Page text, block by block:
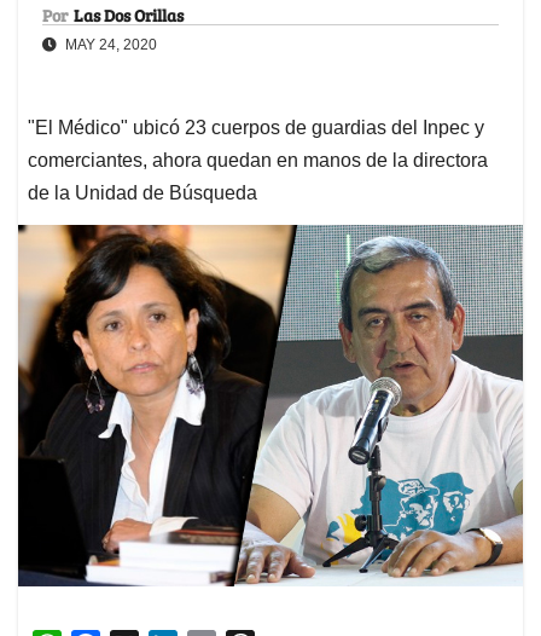
Por Las Dos Orillas
MAY 24, 2020
"El Médico" ubicó 23 cuerpos de guardias del Inpec y
comerciantes, ahora quedan en manos de la directora
de la Unidad de Búsqueda